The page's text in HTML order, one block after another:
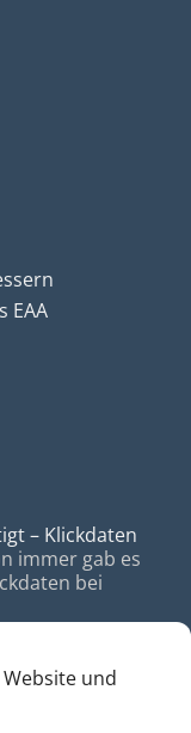
und
EAA
– Klickdaten
immer gab es
bei